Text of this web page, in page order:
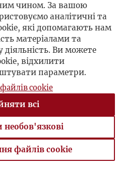
чином. За вашою
аналітичні та
які допомагають нам
матеріалами та
Ви можете
відхилити
параметри.
cookie
всі
необов'язкові
файлів cookie